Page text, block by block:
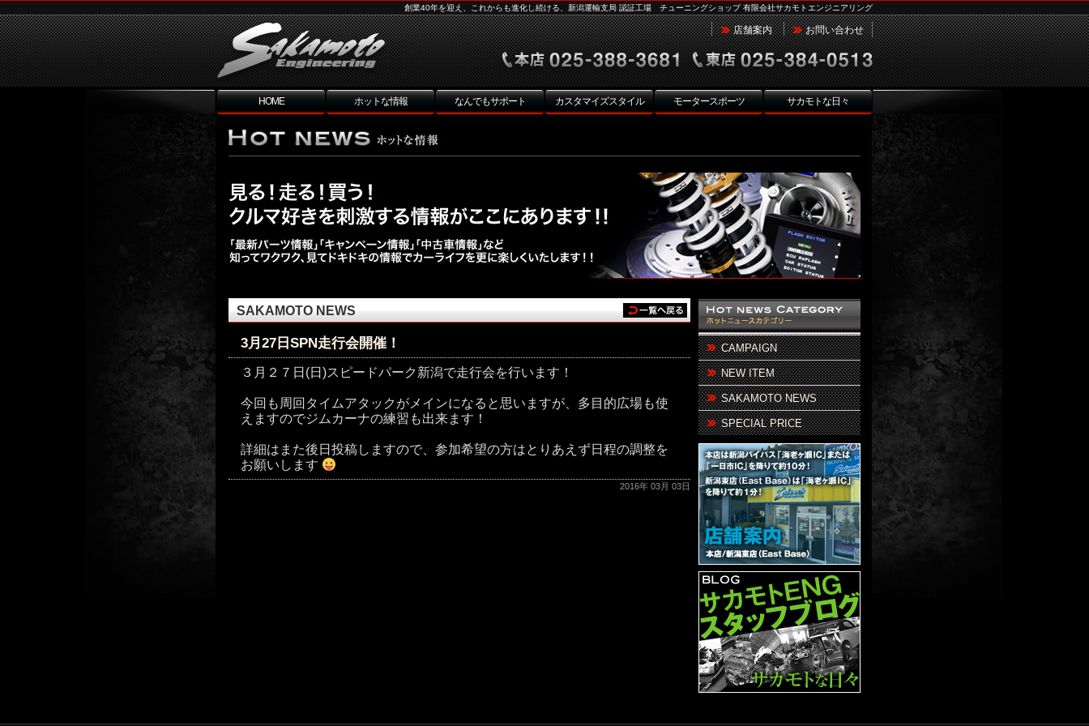
創業40年を迎え、これからも進化し続ける、新潟運輸支局 認証工場 チューニングショップ 有限会社サカモトエンジニアリング
店舗案内 お問い合わせ
HOME ホットな情報 なんでもサポート カスタマイズスタイル モータースポーツ サカモトな日々
SAKAMOTO NEWS
3月27日SPN走行会開催！
３月２７日(日)スピードパーク新潟で走行会を行います！
今回も周回タイムアタックがメインになると思いますが、多目的広場も使
えますのでジムカーナの練習も出来ます！
詳細はまた後日投稿しますので、参加希望の方はとりあえず日程の調整を
お願いします
2016年 03月 03日
CAMPAIGN
NEW ITEM
SAKAMOTO NEWS
SPECIAL PRICE